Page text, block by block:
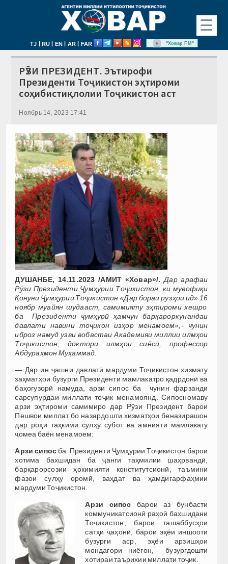
☰
TJ | RU | EN | AR | FAR "Ховар FM"
РӮЗИ ПРЕЗИДЕНТ. Эътирофи
Президенти Тоҷикистон эҳтироми
соҳибистиқлолии Тоҷикистон аст
Ноябрь 14, 2023 17:41
ДУШАНБЕ, 14.11.2023 /АМИТ «Ховар»/. Дар арафаи
Рӯзи Президенти Ҷумҳурии Тоҷикистон, ки мувофиқи
Қонуни Ҷумҳурии Тоҷикистон «Дар бораи рӯзҳои ид» 16
ноябр муайян шудааст, самимияту эҳтироми хешро
ба Президенти ҷумҳурӣ ҳамчун барқароркунандаи
давлати навини тоҷикон изҳор менамоем»,- чунин
иброз намудузви вобастаи Академияи миллии илмҳои
Тоҷикистон, доктори илмҳои сиёсӣ, профессор
Абдураҳмон Муҳаммад.
— Дар ин ҷашни давлатӣ мардуми Тоҷикистон хизмату
заҳматҳои бузурги Президенти мамлакатро қадрдонӣ ва
баҳогузорӣ намуда, арзи сипос ба чунин фарзанди
сарсупурдаи миллати тоҷик менамоянд. Сипосномаву
арзи эҳтироми самимиро дар Рӯзи Президент барои
Пешвои миллат бо назардошти хизматҳои беназирашон
дар роҳи таҳкими сулҳу субот ва амнияти мамлакату
ҷомеа баён менамоем:
Арзи сипосба Президенти Ҷумҳурии Тоҷикистон барои
хотима бахшидан ба ҷанги таҳмилии шаҳрвандӣ,
барқарорсозии ҳокимияти конститутсионӣ, таъмини
фазои сулҳу оромӣ, ваҳдат ва ҳамдигарфаҳмии
мардуми Тоҷикистон.
Арзи сипос барои аз бунбасти
коммуникатсионӣ раҳоӣ бахшидани
Тоҷикистон, барои ташаббусҳои
сатҳи ҷаҳонӣ, барои эҳёи иншооти
бузурги аср, эҳёи арзишҳои
мондагори ниёгон, бузургдошти
хотираи таърихии миллати тоҷик.